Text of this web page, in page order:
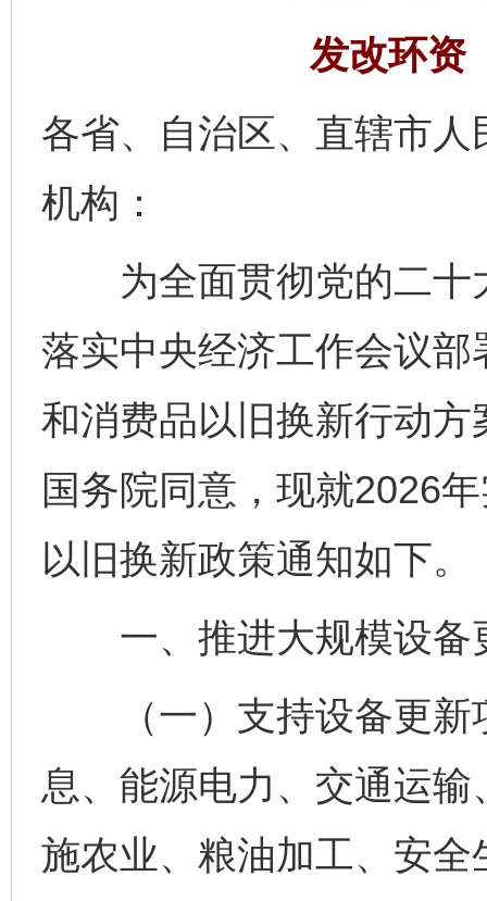
发改环资
各省、自治区、直辖市
机构：
为全面贯彻党的二十
落实中央经济工作会议
和消费品以旧换新行动
国务院同意，现就2026
以旧换新政策通知如下。
一、推进大规模设备
（一）支持设备更新
息、能源电力、交通运
施农业、粮油加工、安